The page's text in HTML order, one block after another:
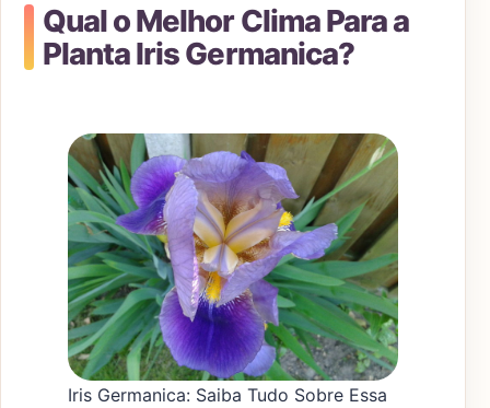
Qual o Melhor Clima Para a
Planta Iris Germanica?
Iris Germanica: Saiba Tudo Sobre Essa